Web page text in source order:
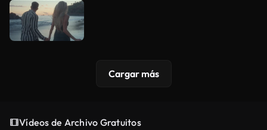
Cargar más
Vídeos de Archivo Gratuitos